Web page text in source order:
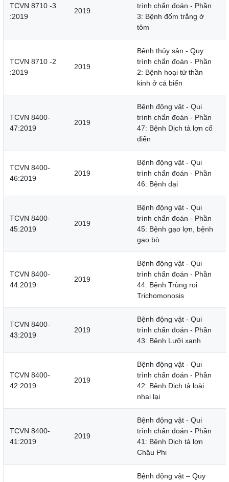
TCVN 8710 -3
:2019
2019
trình chẩn đoán - Phần
3: Bệnh đốm trắng ở
tôm
TCVN 8710 -2
:2019
2019
Bệnh thủy sản - Quy
trình chẩn đoán - Phần
2: Bệnh hoại tử thần
kinh ở cá biển
TCVN 8400-
47:2019
2019
Bệnh động vật - Qui
trình chẩn đoán - Phần
47: Bệnh Dịch tả lợn cổ
điển
TCVN 8400-
46:2019
2019
Bệnh động vật - Qui
trình chẩn đoán - Phần
46: Bệnh dại
TCVN 8400-
45:2019
2019
Bệnh động vật - Qui
trình chẩn đoán - Phần
45: Bệnh gạo lợn, bệnh
gạo bò
TCVN 8400-
44:2019
2019
Bệnh động vật - Qui
trình chẩn đoán - Phần
44: Bệnh Trùng roi
Trichomonosis
TCVN 8400-
43:2019
2019
Bệnh động vật - Qui
trình chẩn đoán - Phần
43: Bệnh Lưỡi xanh
TCVN 8400-
42:2019
2019
Bệnh động vật - Qui
trình chẩn đoán - Phần
42: Bệnh Dịch tả loài
nhai lại
TCVN 8400-
41:2019
2019
Bệnh động vật - Qui
trình chẩn đoán - Phần
41: Bệnh Dịch tả lợn
Châu Phi
Bệnh động vật – Quy